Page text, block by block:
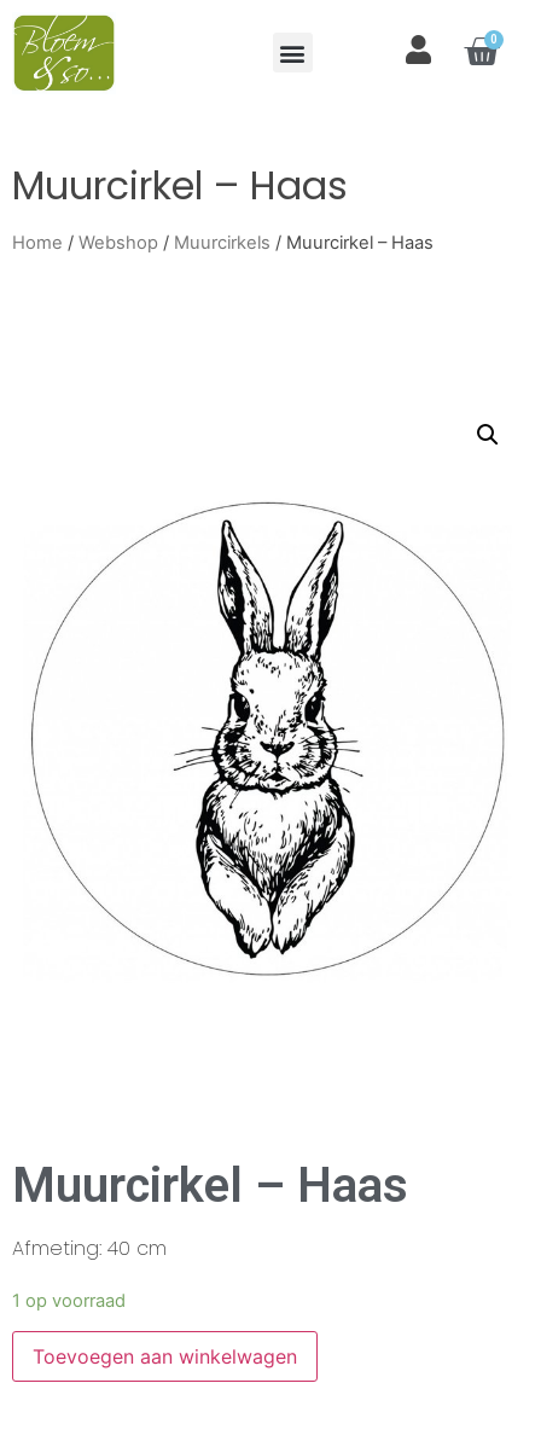
0
Muurcirkel – Haas
Home / Webshop / Muurcirkels / Muurcirkel – Haas
Muurcirkel – Haas
Afmeting: 40 cm
1 op voorraad
Toevoegen aan winkelwagen